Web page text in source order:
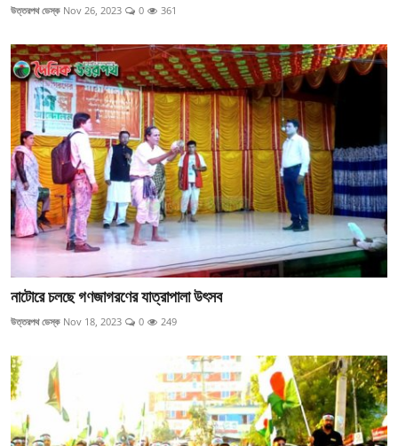
উত্তরপথ ডেস্ক Nov 26, 2023 0 361
নাটোরে চলছে গণজাগরণের যাত্রাপালা উৎসব
উত্তরপথ ডেস্ক Nov 18, 2023 0 249